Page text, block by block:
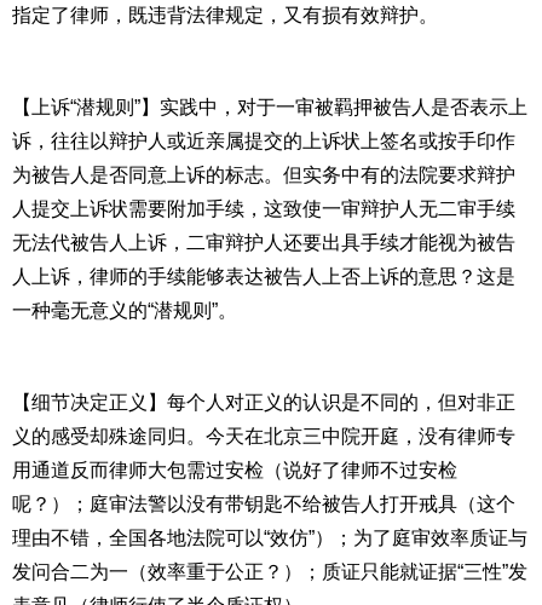
指定了律师，既违背法律规定，又有损有效辩护。
【上诉“潜规则”】实践中，对于一审被羁押被告人是否表示上
诉，往往以辩护人或近亲属提交的上诉状上签名或按手印作
为被告人是否同意上诉的标志。但实务中有的法院要求辩护
人提交上诉状需要附加手续，这致使一审辩护人无二审手续
无法代被告人上诉，二审辩护人还要出具手续才能视为被告
人上诉，律师的手续能够表达被告人上否上诉的意思？这是
一种毫无意义的“潜规则”。
【细节决定正义】每个人对正义的认识是不同的，但对非正
义的感受却殊途同归。今天在北京三中院开庭，没有律师专
用通道反而律师大包需过安检（说好了律师不过安检
呢？）；庭审法警以没有带钥匙不给被告人打开戒具（这个
理由不错，全国各地法院可以“效仿”）；为了庭审效率质证与
发问合二为一（效率重于公正？）；质证只能就证据“三性”发